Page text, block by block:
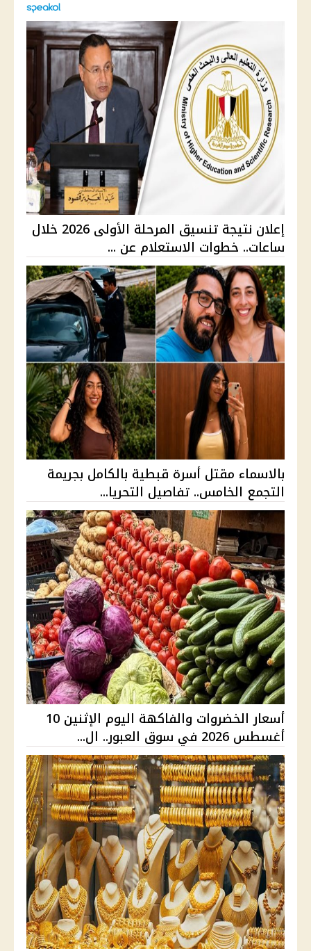
إعلان نتيجة تنسيق المرحلة الأولى 2026 خلال
ساعات.. خطوات الاستعلام عن ...
بالاسماء مقتل أسرة قبطية بالكامل بجريمة
التجمع الخامس.. تفاصيل التحريا...
أسعار الخضروات والفاكهة اليوم الإثنين 10
أغسطس 2026 في سوق العبور.. ال...